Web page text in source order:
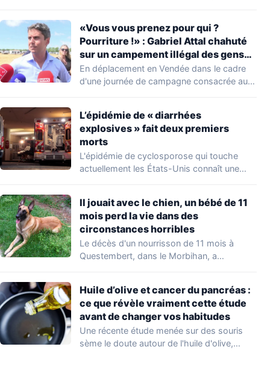
«Vous vous prenez pour qui ?
Pourriture !» : Gabriel Attal chahuté
sur un campement illégal des gens
du voyage
En déplacement en Vendée dans le cadre
d'une journée de campagne consacrée aux
L’épidémie de « diarrhées
explosives » fait deux premiers
morts
L'épidémie de cyclosporose qui touche
actuellement les États-Unis connaît une
Il jouait avec le chien, un bébé de 11
mois perd la vie dans des
circonstances horribles
Le décès d'un nourrisson de 11 mois à
Questembert, dans le Morbihan, a
Huile d’olive et cancer du pancréas :
ce que révèle vraiment cette étude
avant de changer vos habitudes
Une récente étude menée sur des souris
sème le doute autour de l'huile d'olive,…